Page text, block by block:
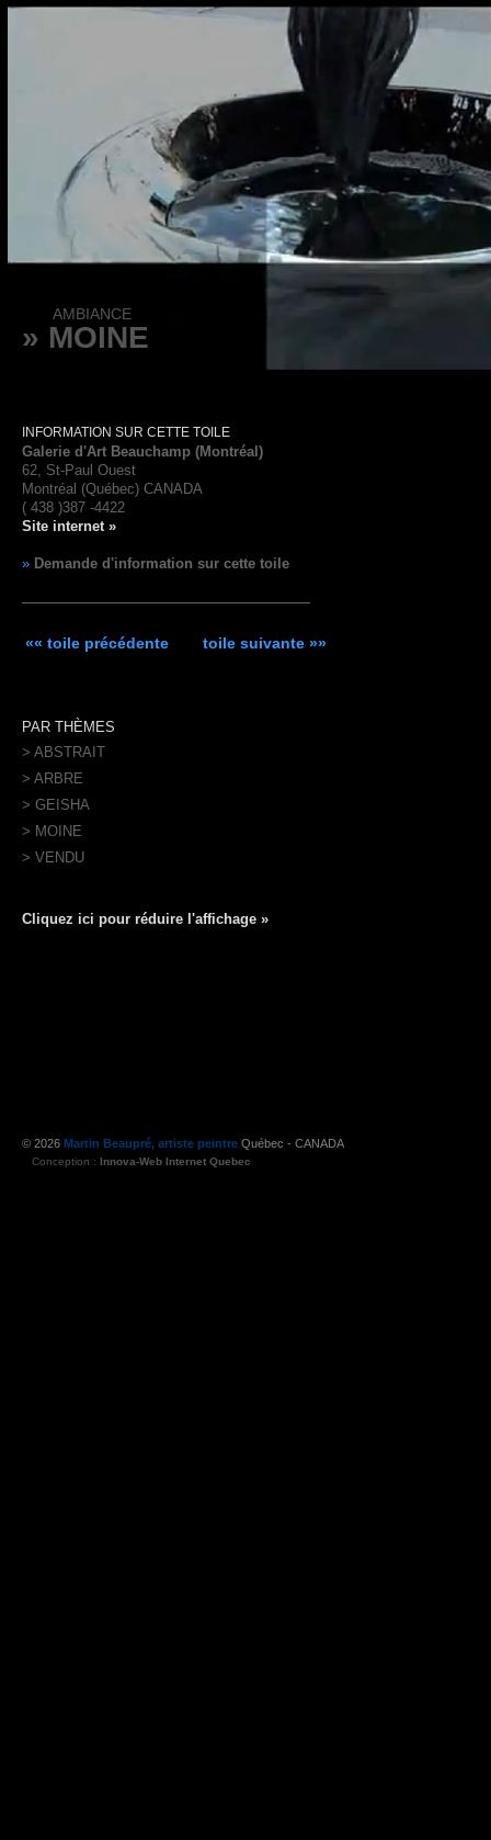
AMBIANCE
» MOINE
INFORMATION SUR CETTE TOILE
Galerie d'Art Beauchamp (Montréal)
62, St-Paul Ouest
Montréal (Québec) CANADA
( 438 )387 -4422
Site internet »
» Demande d'information sur cette toile
«« toile précédente toile suivante »»
PAR THÈMES
> ABSTRAIT
> ARBRE
> GEISHA
> MOINE
> VENDU
Cliquez ici pour réduire l'affichage »
© 2026 Martin Beaupré, artiste peintre Québec - CANADA
Conception : Innova-Web Internet Quebec